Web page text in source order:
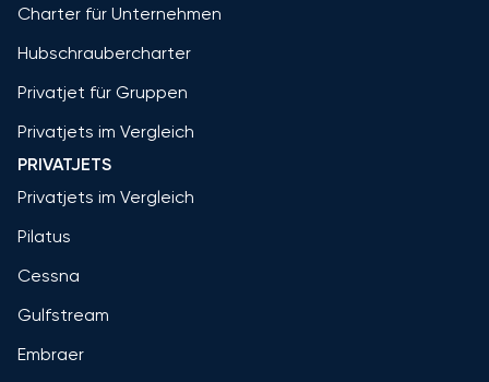
Charter für Unternehmen
Hubschraubercharter
Privatjet für Gruppen
Privatjets im Vergleich
PRIVATJETS
Privatjets im Vergleich
Pilatus
Cessna
Gulfstream
Embraer